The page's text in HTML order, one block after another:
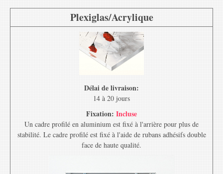
Plexiglas/Acrylique
Délai de livraison:
14 à 20 jours
Fixation: Incluse
Un cadre profilé en aluminium est fixé à l'arrière pour plus de
stabilité. Le cadre profilé est fixé à l'aide de rubans adhésifs double
face de haute qualité.